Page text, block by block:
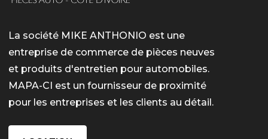
La société MIKE ANTHONIO est une
entreprise de commerce de pièces neuves
et produits d'entretien pour automobiles.
MAPA-CI est un fournisseur de proximité
pour les entreprises et les clients au détail.